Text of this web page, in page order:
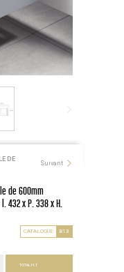
DE
Suivant
de 600mm
432 x P. 338 x H.
CATALOGUE B13
TOTAL H.T.